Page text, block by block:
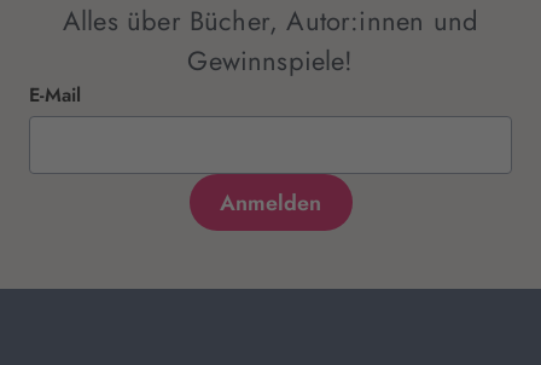
Alles über Bücher, Autor:innen und
Gewinnspiele!
E-Mail